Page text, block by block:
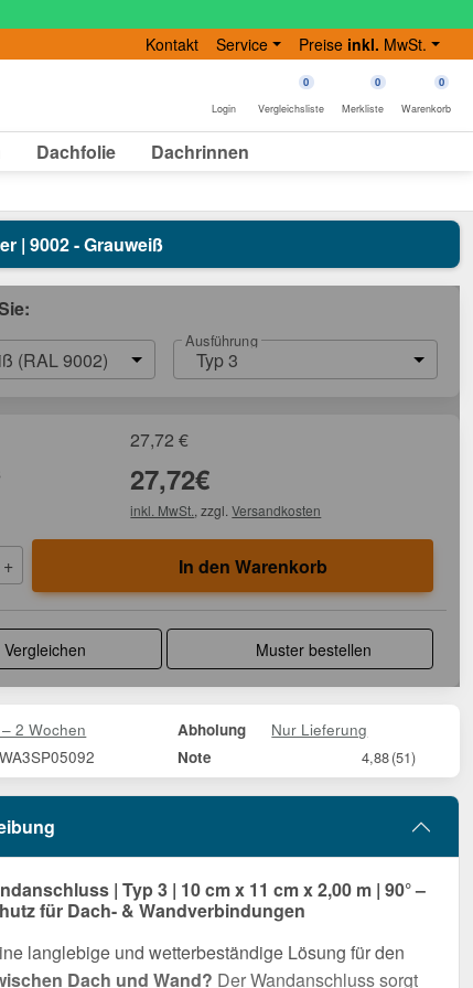
Kontakt Service Preise inkl. MwSt.
Login
0
Vergleichsliste
0
Merkliste
0
Warenkorb
Dachfolie Dachrinnen
| 9002 - Grauweiß
(RAL 9002)
Ausführung
Typ 3
27,72 €
27,72€
inkl. MwSt. , zzgl.Versandkosten
+ In den Warenkorb
Vergleichen Muster bestellen
2 Wochen Abholung Nur Lieferung
Note 4,88(51)
| Typ 3 | 10 cm x 11 cm x 2,00 m | 90° –
für Dach- & Wandverbindungen
langlebige und wetterbeständige Lösung für den
Dach und Wand? Der Wandanschluss sorgt